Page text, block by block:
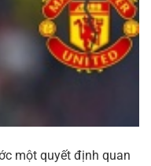
một quyết định quan